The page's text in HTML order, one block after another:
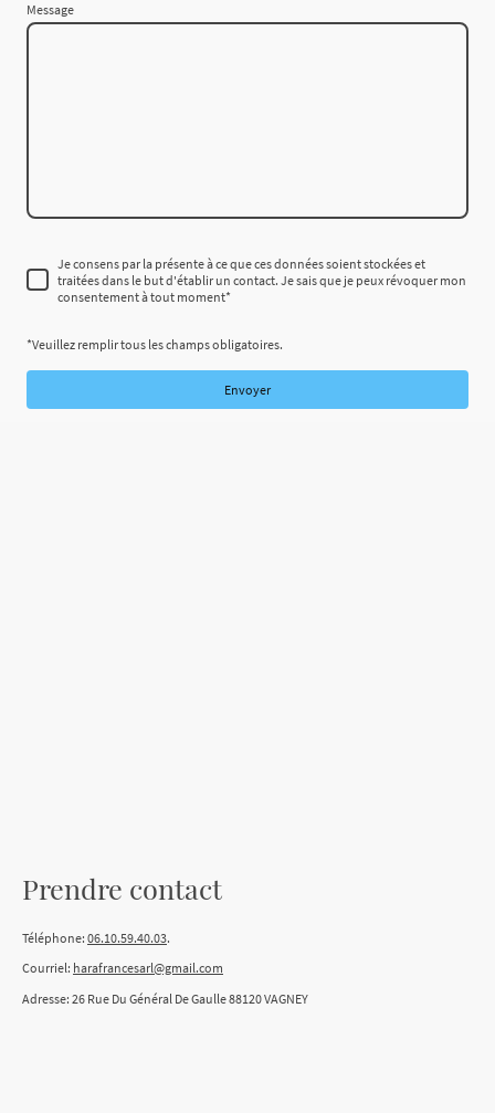
Message
Je consens par la présente à ce que ces données soient stockées et
traitées dans le but d'établir un contact. Je sais que je peux révoquer mon
consentement à tout moment*
*Veuillez remplir tous les champs obligatoires.
Envoyer
Prendre contact
Téléphone: 06.10.59.40.03.
Courriel: harafrancesarl@gmail.com
Adresse: 26 Rue Du Général De Gaulle 88120 VAGNEY